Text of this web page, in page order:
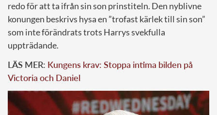
redo för att ta ifrån sin son prinstiteln. Den nyblivne
konungen beskrivs hysa en ”trofast kärlek till sin son”
som inte förändrats trots Harrys svekfulla
uppträdande.
LÄS MER: Kungens krav: Stoppa intima bilden på
Victoria och Daniel